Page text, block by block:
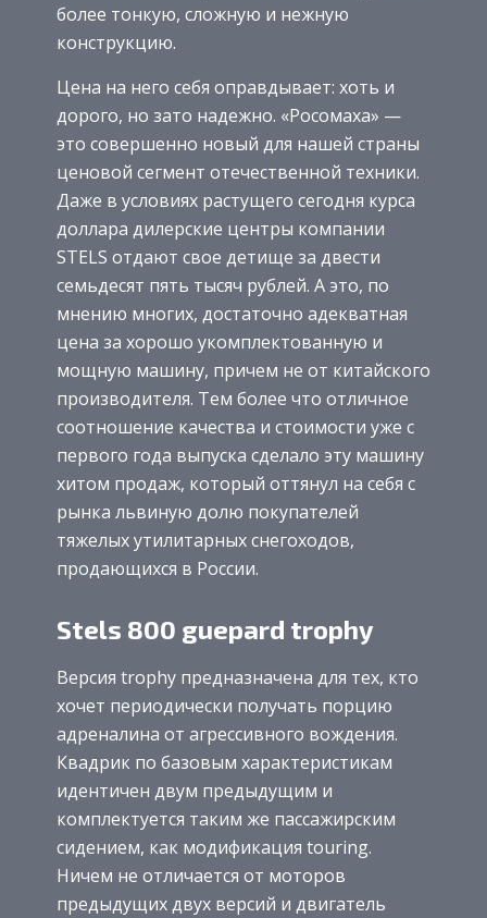
более тонкую, сложную и нежную
конструкцию.
Цена на него себя оправдывает: хоть и
дорого, но зато надежно. «Росомаха» —
это совершенно новый для нашей страны
ценовой сегмент отечественной техники.
Даже в условиях растущего сегодня курса
доллара дилерские центры компании
STELS отдают свое детище за двести
семьдесят пять тысяч рублей. А это, по
мнению многих, достаточно адекватная
цена за хорошо укомплектованную и
мощную машину, причем не от китайского
производителя. Тем более что отличное
соотношение качества и стоимости уже с
первого года выпуска сделало эту машину
хитом продаж, который оттянул на себя с
рынка львиную долю покупателей
тяжелых утилитарных снегоходов,
продающихся в России.
Stels 800 guepard trophy
Версия trophy предназначена для тех, кто
хочет периодически получать порцию
адреналина от агрессивного вождения.
Квадрик по базовым характеристикам
идентичен двум предыдущим и
комплектуется таким же пассажирским
сидением, как модификация touring.
Ничем не отличается от моторов
предыдущих двух версий и двигатель